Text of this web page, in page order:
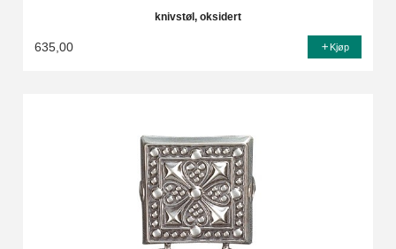
knivstøl, oksidert
635,00 Kjøp